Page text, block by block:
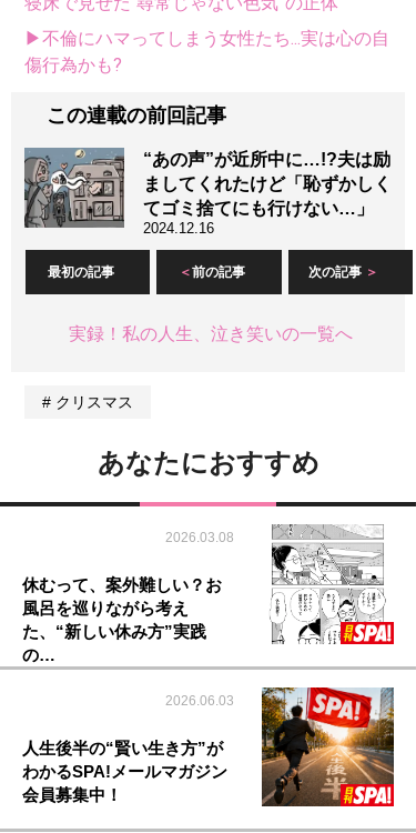
▶不倫にハマってしまう女性たち...実は心の自
傷行為かも?
この連載の前回記事
“あの声”が近所中に…!?夫は励
ましてくれたけど「恥ずかしく
てゴミ捨てにも行けない…」
2024.12.16
最初の記事 前の記事 次の記事
実録！私の人生、泣き笑いの一覧へ
クリスマス
あなたにおすすめ
2026.03.08
休むって、案外難しい？お
風呂を巡りながら考え
た、“新しい休み方”実践
の…
2026.06.03
人生後半の“賢い生き方”が
わかるSPA!メールマガジン
会員募集中！